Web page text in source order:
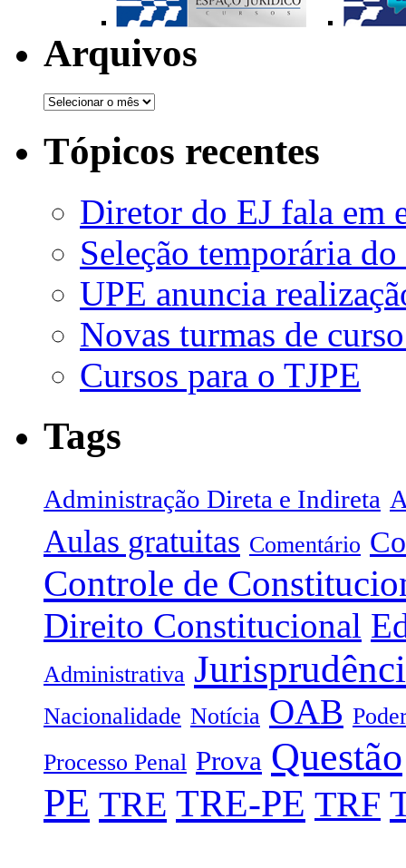
Arquivos
Tópicos recentes
Diretor do EJ fala em
Seleção temporária
UPE anuncia
Novas turmas de
Cursos para o TJPE
Tags
Administração Direta e Indireta
Aulas gratuitas Comentário
Controle de
Direito Constitucional
Administrativa
Nacionalidade Notícia OAB
Processo Penal Prova Questão
PE TRE TRE-PE TRF